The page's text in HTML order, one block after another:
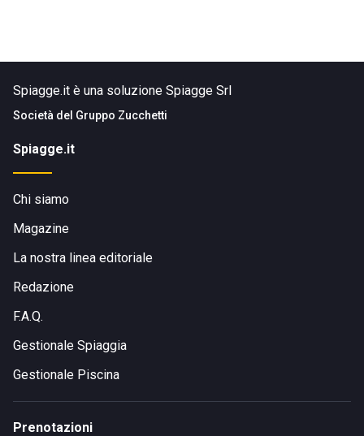
Spiagge.it è una soluzione Spiagge Srl
Società del Gruppo Zucchetti
Spiagge.it
Chi siamo
Magazine
La nostra linea editoriale
Redazione
F.A.Q.
Gestionale Spiaggia
Gestionale Piscina
Prenotazioni